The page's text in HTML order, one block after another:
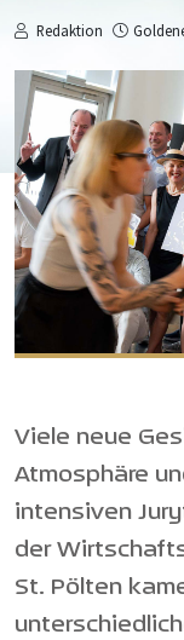
Redaktion
Viele neue
Atmosphäre
intensiven
der
St. Pölten